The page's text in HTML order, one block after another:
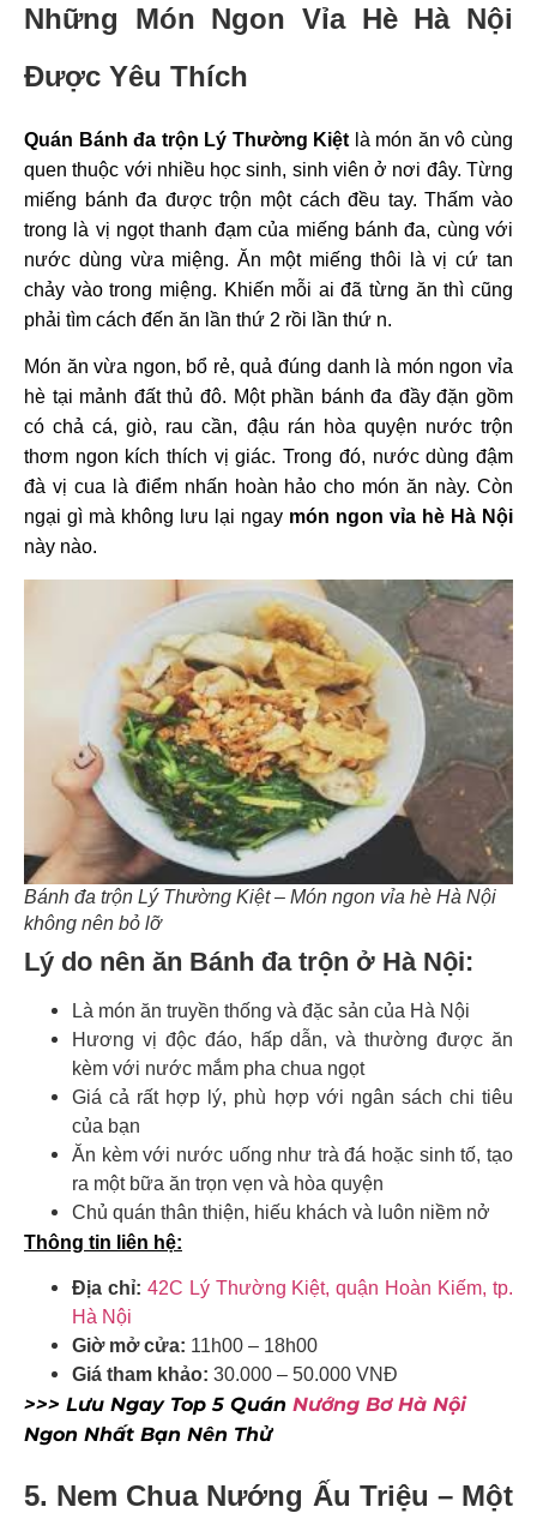
Những Món Ngon Vỉa Hè Hà Nội
Được Yêu Thích
Quán Bánh đa trộn Lý Thường Kiệt là món ăn vô cùng
quen thuộc với nhiều học sinh, sinh viên ở nơi đây. Từng
miếng bánh đa được trộn một cách đều tay. Thấm vào
trong là vị ngọt thanh đạm của miếng bánh đa, cùng với
nước dùng vừa miệng. Ăn một miếng thôi là vị cứ tan
chảy vào trong miệng. Khiến mỗi ai đã từng ăn thì cũng
phải tìm cách đến ăn lần thứ 2 rồi lần thứ n.
Món ăn vừa ngon, bổ rẻ, quả đúng danh là món ngon vỉa
hè tại mảnh đất thủ đô. Một phần bánh đa đầy đặn gồm
có chả cá, giò, rau cần, đậu rán hòa quyện nước trộn
thơm ngon kích thích vị giác. Trong đó, nước dùng đậm
đà vị cua là điểm nhấn hoàn hảo cho món ăn này. Còn
ngại gì mà không lưu lại ngay món ngon vỉa hè Hà Nội
này nào.
Bánh đa trộn Lý Thường Kiệt – Món ngon vỉa hè Hà Nội
không nên bỏ lỡ
Lý do nên ăn Bánh đa trộn ở Hà Nội:
Là món ăn truyền thống và đặc sản của Hà Nội
Hương vị độc đáo, hấp dẫn, và thường được ăn
kèm với nước mắm pha chua ngọt
Giá cả rất hợp lý, phù hợp với ngân sách chi tiêu
của bạn
Ăn kèm với nước uống như trà đá hoặc sinh tố, tạo
ra một bữa ăn trọn vẹn và hòa quyện
Chủ quán thân thiện, hiếu khách và luôn niềm nở
Thông tin liên hệ:
Địa chỉ: 42C Lý Thường Kiệt, quận Hoàn Kiếm, tp.
Hà Nội
Giờ mở cửa: 11h00 – 18h00
Giá tham khảo: 30.000 – 50.000 VNĐ
>>> Lưu Ngay Top 5 Quán Nướng Bơ Hà Nội
Ngon Nhất Bạn Nên Thử
5. Nem Chua Nướng Ấu Triệu – Một